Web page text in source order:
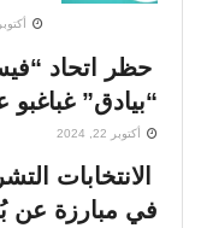
أكتوبر 22, 2024
حظر اتحاد
“بيادق”
أكتوبر 22, 2024
الانتخابات
في مبارزة عن